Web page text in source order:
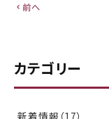
chevron_left 前へ
カテゴリー
新着情報（17）